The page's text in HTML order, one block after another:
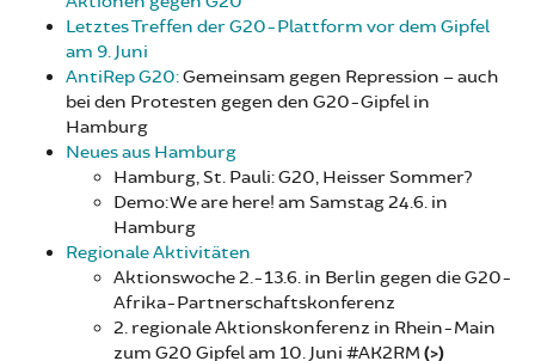
Letztes Treffen der G20-Plattform vor dem Gipfel
am 9. Juni
AntiRep G20:Gemeinsam gegen Repression – auch
bei den Protesten gegen den G20-Gipfel in
Hamburg
Neues aus Hamburg
Hamburg, St. Pauli: G20, Heisser Sommer?
Demo: We are here! am Samstag 24.6. in
Hamburg
Regionale Aktivitäten
Aktionswoche 2.-13.6. in Berlin gegen die G20-
Afrika-Partnerschaftskonferenz
2. regionale Aktionskonferenz in Rhein-Main
zum G20 Gipfel am 10. Juni #AK2RM (>)